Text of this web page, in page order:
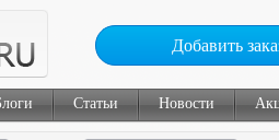
Добавить
Статьи Новости